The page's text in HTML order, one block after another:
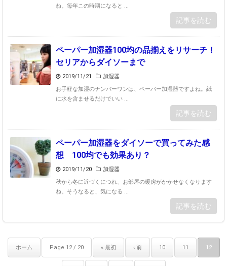
ね。毎年この時期になると ...
記事を読む
ペーパー加湿器100均の品揃えをリサーチ！
セリアからダイソーまで
2019/11/21
加湿器
お手軽な加湿のナンバーワンは、ペーパー加湿器ですよね。紙
に水を含ませるだけでいい ...
記事を読む
ペーパー加湿器をダイソーで買ってみた感
想 100均でも効果あり？
2019/11/20
加湿器
秋から冬に近づくにつれ、お部屋の暖房がかかせなくなります
ね。そうなると、気になる ...
記事を読む
ホーム Page 12 / 20 « 最初 ‹ 前 10 11 12